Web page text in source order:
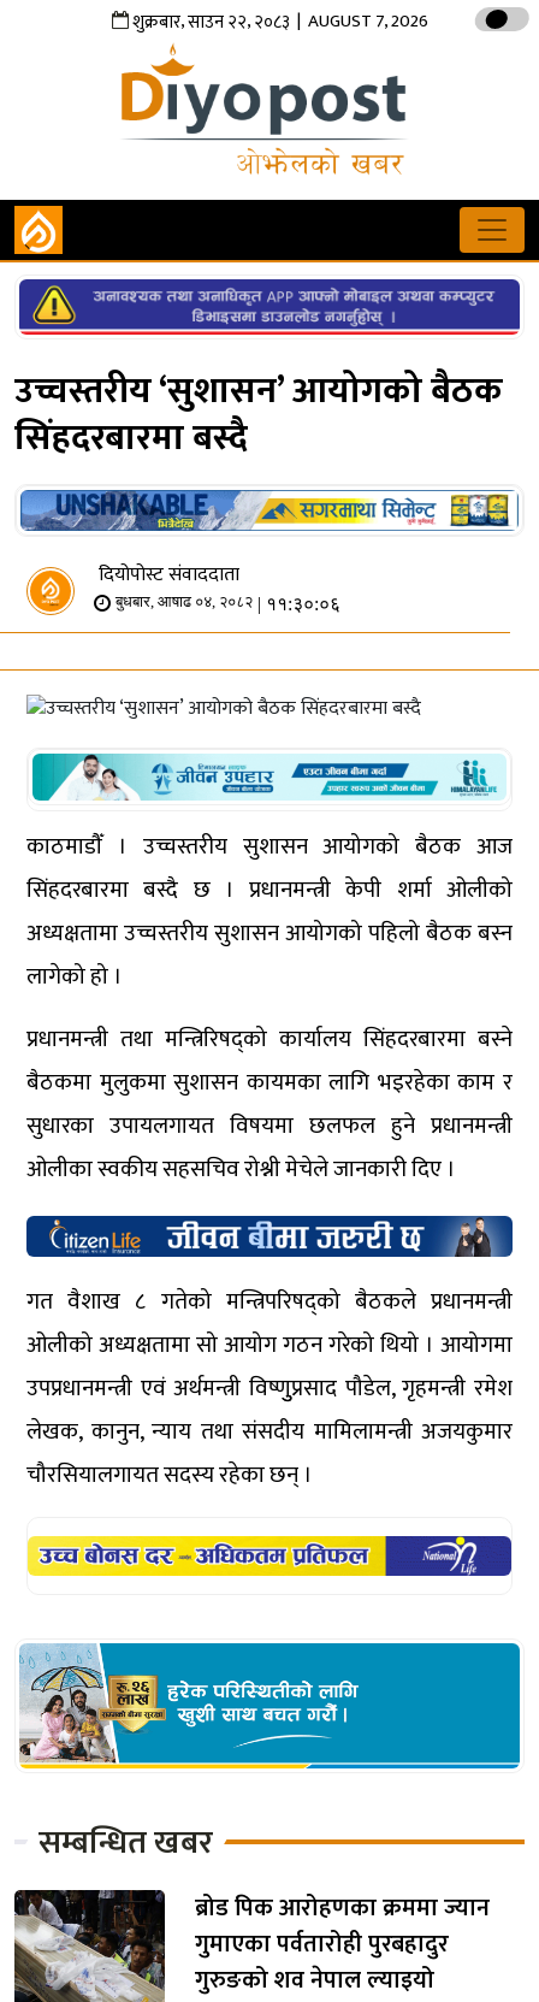
शुक्रबार,साउन२२,२०८३ | AUGUST 7, 2026
उच्चस्तरीय ‘सुशासन’ आयोगको बैठक
सिंहदरबारमा बस्दै
दियोपोस्ट संवाददाता
बुधबार, आषाढ ०४, २०८२ | ११:३०:०६
काठमाडौँ । उच्चस्तरीय सुशासन आयोगको बैठक आज
सिंहदरबारमा बस्दै छ । प्रधानमन्त्री केपी शर्मा ओलीको
अध्यक्षतामा उच्चस्तरीय सुशासन आयोगको पहिलो बैठक बस्न
लागेको हो ।
प्रधानमन्त्री तथा मन्त्रिरिषद्को कार्यालय सिंहदरबारमा बस्ने
बैठकमा मुलुकमा सुशासन कायमका लागि भइरहेका काम र
सुधारका उपायलगायत विषयमा छलफल हुने प्रधानमन्त्री
ओलीका स्वकीय सहसचिव रोश्नी मेचेले जानकारी दिए ।
गत वैशाख ८ गतेको मन्त्रिपरिषद्को बैठकले प्रधानमन्त्री
ओलीको अध्यक्षतामा सो आयोग गठन गरेको थियो । आयोगमा
उपप्रधानमन्त्री एवं अर्थमन्त्री विष्णुुप्रसाद पौडेल, गृहमन्त्री रमेश
लेखक, कानुन, न्याय तथा संसदीय मामिलामन्त्री अजयकुमार
चौरसियालगायत सदस्य रहेका छन् ।
सम्बन्धित खबर
ब्रोड पिक आरोहणका क्रममा ज्यान
गुमाएका पर्वतारोही पुरबहादुर
गुरुङको शव नेपाल ल्याइयो